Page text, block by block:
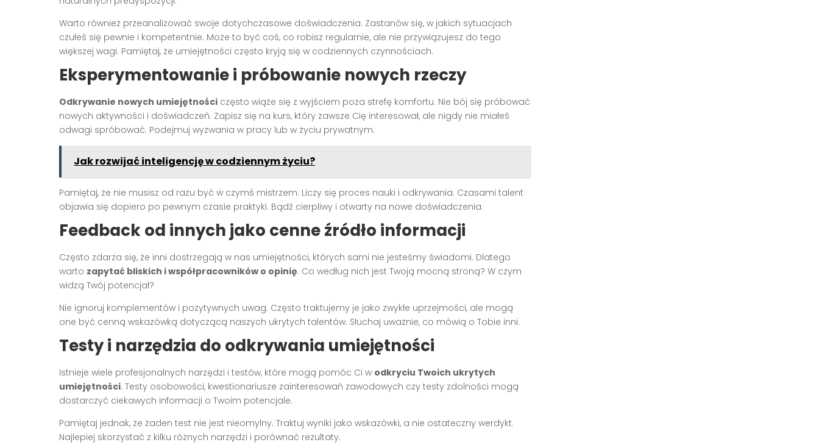
Warto również przeanalizować swoje dotychczasowe doświadczenia. Zastanów się, w jakich sytuacjach
czułeś się pewnie i kompetentnie. Może to być coś, co robisz regularnie, ale nie przywiązujesz do tego
większej wagi. Pamiętaj, że umiejętności często kryją się w codziennych czynnościach.
Eksperymentowanie i próbowanie nowych rzeczy
Odkrywanie nowych umiejętności często wiąże się z wyjściem poza strefę komfortu. Nie bój się próbować
nowych aktywności i doświadczeń. Zapisz się na kurs, który zawsze Cię interesował, ale nigdy nie miałeś
odwagi spróbować. Podejmuj wyzwania w pracy lub w życiu prywatnym.
Jak rozwijać inteligencję w codziennym życiu?
Pamiętaj, że nie musisz od razu być w czymś mistrzem. Liczy się proces nauki i odkrywania. Czasami talent
objawia się dopiero po pewnym czasie praktyki. Bądź cierpliwy i otwarty na nowe doświadczenia.
Feedback od innych jako cenne źródło informacji
Często zdarza się, że inni dostrzegają w nas umiejętności, których sami nie jesteśmy świadomi. Dlatego
warto zapytać bliskich i współpracowników o opinię. Co według nich jest Twoją mocną stroną? W czym
widzą Twój potencjał?
Nie ignoruj komplementów i pozytywnych uwag. Często traktujemy je jako zwykłe uprzejmości, ale mogą
one być cenną wskazówką dotyczącą naszych ukrytych talentów. Słuchaj uważnie, co mówią o Tobie inni.
Testy i narzędzia do odkrywania umiejętności
Istnieje wiele profesjonalnych narzędzi i testów, które mogą pomóc Ci w odkryciu Twoich ukrytych
umiejętności. Testy osobowości, kwestionariusze zainteresowań zawodowych czy testy zdolności mogą
dostarczyć ciekawych informacji o Twoim potencjale.
Pamiętaj jednak, że żaden test nie jest nieomylny. Traktuj wyniki jako wskazówki, a nie ostateczny werdykt.
Najlepiej skorzystać z kilku różnych narzędzi i porównać rezultaty.